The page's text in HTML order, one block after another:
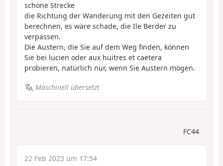
schöne Strecke
die Richtung der Wanderung mit den Gezeiten gut
berechnen, es wäre schade, die Ile Berder zu
verpassen.
Die Austern, die Sie auf dem Weg finden, können
Sie bei lucien oder aux huitres et caetera
probieren, natürlich nur, wenn Sie Austern mögen.
Maschinell übersetzt
FC44
22 Feb 2023 um 17:54